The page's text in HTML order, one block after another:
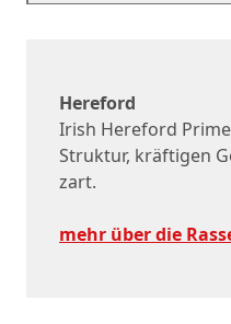
Hereford
Irish Hereford
Struktur, kräftigen
zart.
mehr über die